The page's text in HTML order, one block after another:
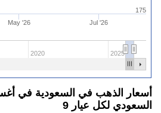
May '26 Jul '26
2020 2025
175
السعودي لكل عيار 9